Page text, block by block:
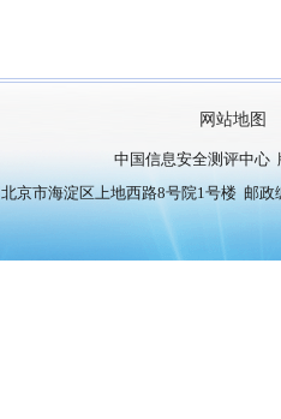
网站地图
中国信息安全测评中心
北京市海淀区上地西路8号院1号楼 邮